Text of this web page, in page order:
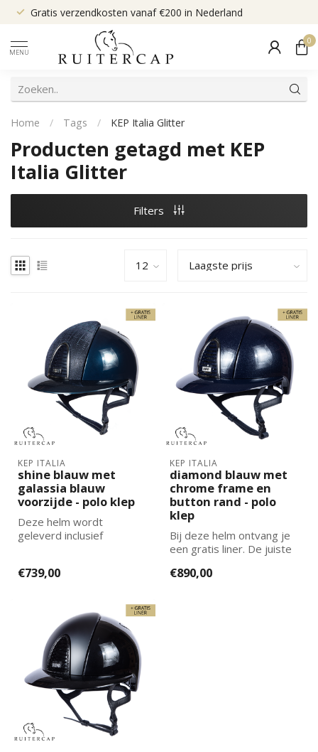
Gratis verzendkosten vanaf €200 in Nederland
MENU
0
Home / Tags / KEP Italia Glitter
Producten getagd met KEP
Italia Glitter
Filters
KEP ITALIA
shine blauw met
galassia blauw
voorzijde - polo klep
Deze helm wordt
geleverd inclusief
€739,00
KEP ITALIA
diamond blauw met
chrome frame en
button rand - polo
klep
Bij deze helm ontvang je
een gratis liner. De juiste
t...
€890,00